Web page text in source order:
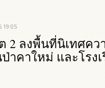
19:05
2 ลงพื้นที่นิเทศคว
ป่าคาใหม่ และโร